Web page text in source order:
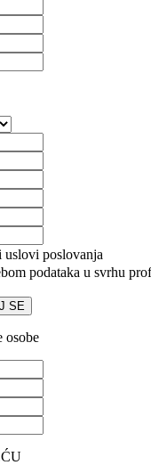
uslovi poslovanja
podataka u svrhu
SE
osobe